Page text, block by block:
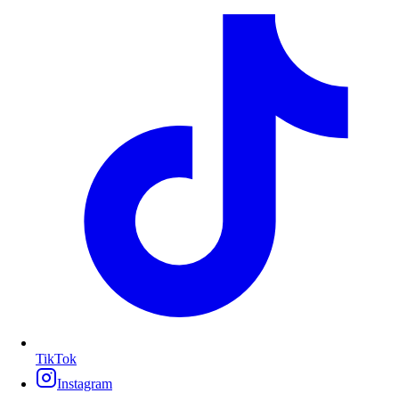
TikTok
Instagram